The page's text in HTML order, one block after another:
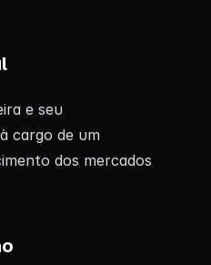
e seu
cargo de um
dos mercados